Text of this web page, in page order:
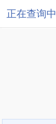
正在查询中